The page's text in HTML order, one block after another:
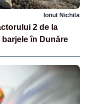
Ionuț Nichita
2 de la
în Dunăre